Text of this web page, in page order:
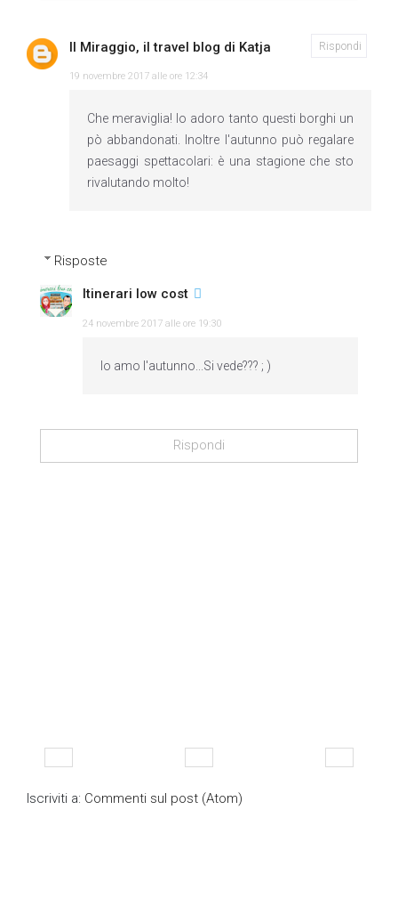
Il Miraggio, il travel blog di Katja
19 novembre 2017 alle ore 12:34
Che meraviglia! Io adoro tanto questi borghi un
pò abbandonati. Inoltre l'autunno può regalare
paesaggi spettacolari: è una stagione che sto
rivalutando molto!
Rispondi
Risposte
Itinerari low cost
24 novembre 2017 alle ore 19:30
Io amo l'autunno...Si vede??? ; )
Rispondi
Iscriviti a: Commenti sul post (Atom)